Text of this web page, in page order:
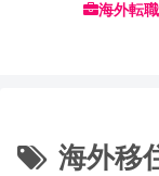
海外転職
海外移